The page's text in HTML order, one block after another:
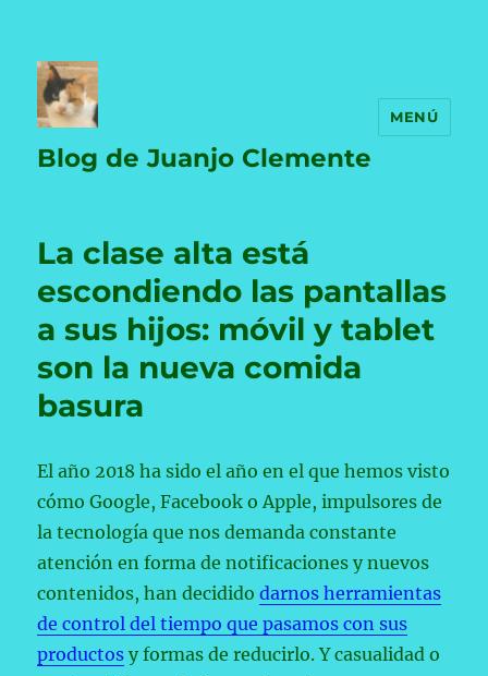
Blog de Juanjo Clemente
MENÚ
La clase alta está
escondiendo las pantallas
a sus hijos: móvil y tablet
son la nueva comida
basura
El año 2018 ha sido el año en el que hemos visto
cómo Google, Facebook o Apple, impulsores de
la tecnología que nos demanda constante
atención en forma de notificaciones y nuevos
contenidos, han decididodarnos herramientas
de control del tiempo que pasamos con sus
productos y formas de reducirlo. Y casualidad o